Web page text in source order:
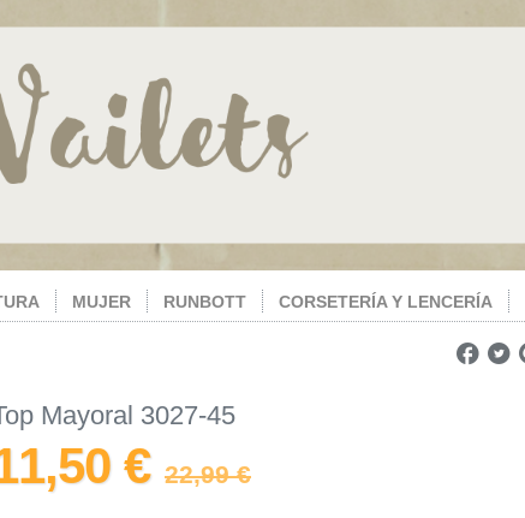
MUJER RUNBOTT CORSETERÍA Y LENCERÍA
Mayoral 3027-45
€ 22,99 €